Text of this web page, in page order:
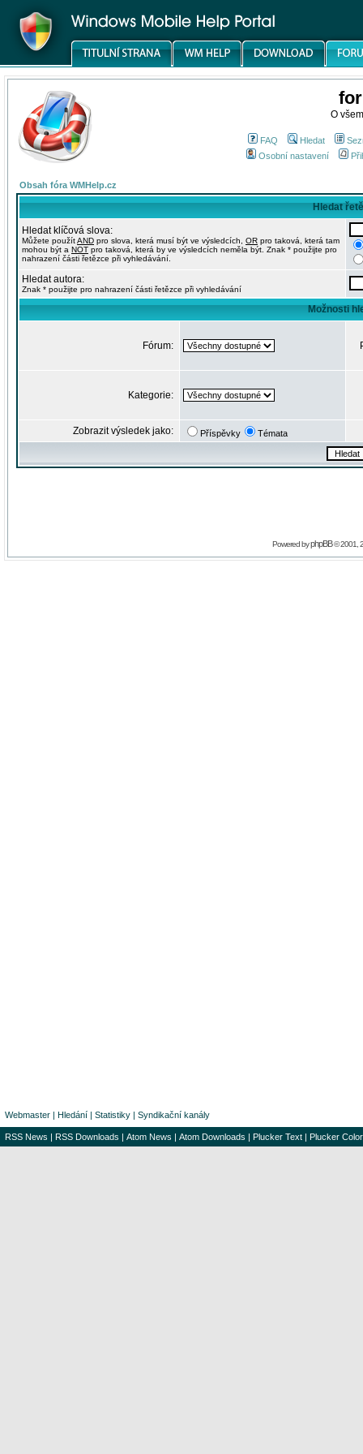
O
FAQ Hledat
Osobní nastavení
Obsah fóra WMHelp.cz
Hledat
Hledat klíčová slova:
Můžete použítAND pro slova, která musí být ve výsledcích, OR pro taková, která tam
mohou být a NOT pro taková, která by ve výsledcích neměla být. Znak * použijte pro
nahrazení části řetězce při vyhledávání.
Hledat autora:
Znak * použijte pro nahrazení části řetězce při vyhledávání
Možnosti
Fórum:
Kategorie:
Zobrazit výsledek jako: Příspěvky Témata
Powered byphpBB© 2001,
Webmaster | Hledání | Statistiky | Syndikační kanály
RSS News | RSS Downloads | Atom News | Atom Downloads | Plucker Text | Plucker Color